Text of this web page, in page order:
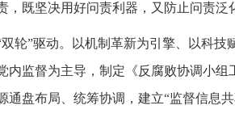
，既坚决用好问责利器，又防止问责泛
轮”驱动。以机制革新为引擎、以科
内监督为主导，制定《反腐败协调小
通盘布局、统筹协调，建立“监督信息